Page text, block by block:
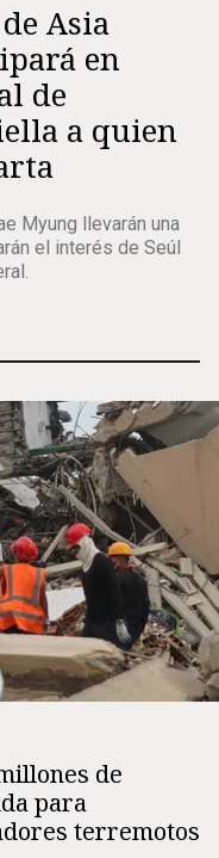
Asia
en
de
a quien
Myung llevarán una
el interés de Seúl
de
para
terremotos